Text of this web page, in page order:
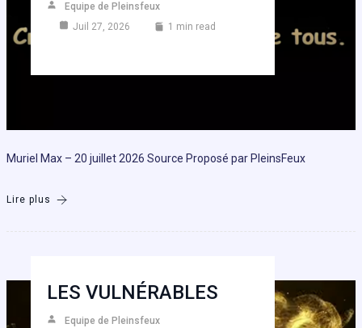
Equipe de Pleinsfeux
Juil 27, 2026
1 min read
Muriel Max – 20 juillet 2026 Source Proposé par PleinsFeux
Lire plus
LES VULNÉRABLES
Equipe de Pleinsfeux